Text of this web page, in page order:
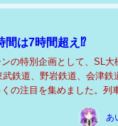
間は7時間超え⁉
の特別企画として、SL大
鉄道、野岩鉄道、会津鉄
の注目を集めました。列
あ